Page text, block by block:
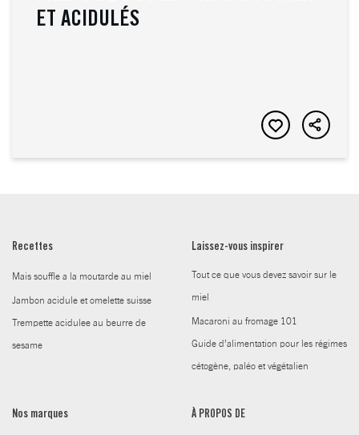
ET ACIDULÉS
Recettes
Mais souffle a la moutarde au miel
Jambon acidule et omelette suisse
Trempette acidulee au beurre de
sesame
Laissez-vous inspirer
Tout ce que vous devez savoir sur le
miel
Macaroni au fromage 101
Guide d’alimentation pour les régimes
cétogène, paléo et végétalien
Nos marques À PROPOS DE